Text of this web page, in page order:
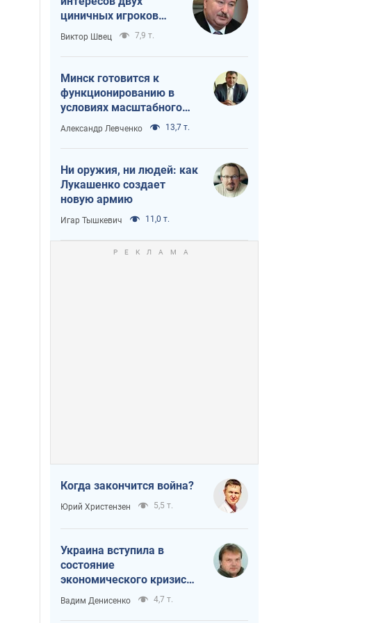
циничных игроков
или тайный план
Трампа и Путина?
Виктор Швец 7,9 т.
Минск готовится к
функционированию в
условиях масштабного
военного кризиса
Александр Левченко 13,7 т.
Ни оружия, ни людей: как
Лукашенко создает
новую армию
Игар Тышкевич 11,0 т.
Когда закончится война?
Юрий Христензен 5,5 т.
Украина вступила в
состояние
экономического кризиса.
Есть ли свет в конце
туннеля?
Вадим Денисенко 4,7 т.